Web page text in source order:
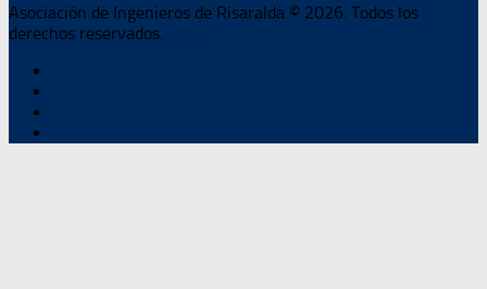
Asociación de Ingenieros de Risaralda © 2026. Todos los
derechos reservados.